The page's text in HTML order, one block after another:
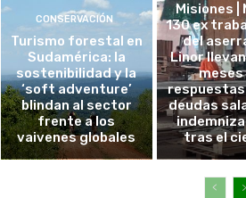
CONSERVACIÓN
Turismo forestal en
Sudamérica: la
sostenibilidad y la
‘soft adventure’
blindan al sector
frente a los
vaivenes globales
Misiones |
130 ex
del
Linor
meses
deudas
tras el